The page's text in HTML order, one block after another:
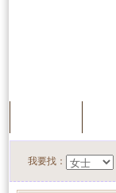
我要找：